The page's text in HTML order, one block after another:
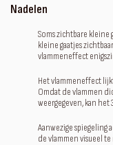
Nadelen
Soms zichtbare kleine
kleine gaatjes
vlammeneffect
Het vlammeneffect
Omdat de vlammen
weergegeven, kan
Aanwezige spiegeling
de vlammen visueel